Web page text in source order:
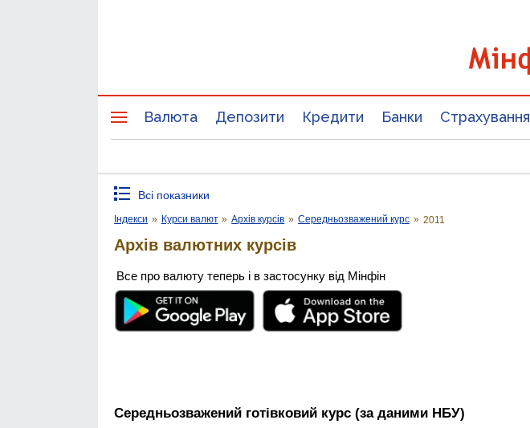
Валюта Депозити Кредити Банки Страхування
Всі показники
Індекси » Курси валют » Архів курсів » Середньозважений курс » 2011
Архів валютних курсів
Все про валюту теперь і в застосунку від Мінфін
Середньозважений готівковий курс (за даними НБУ)